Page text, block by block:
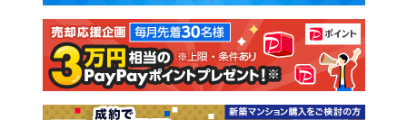
注文住宅 土地
売却査定